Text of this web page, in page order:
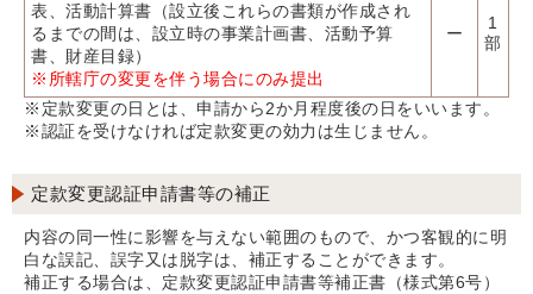
表、活動計算書（設立後これらの書類が作成され
るまでの間は、設立時の事業計画書、活動予算
書、財産目録）
※所轄庁の変更を伴う場合にのみ提出
ー
1
部
※定款変更の日とは、申請から2か月程度後の日をいいます。
※認証を受けなければ定款変更の効力は生じません。
定款変更認証申請書等の補正
内容の同一性に影響を与えない範囲のもので、かつ客観的に明
白な誤記、誤字又は脱字は、補正することができます。
補正する場合は、定款変更認証申請書等補正書（様式第6号）